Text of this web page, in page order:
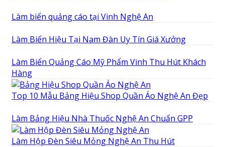
Làm biển quảng cáo tại Vinh Nghệ An
Làm Biển Hiệu Tại Nam Đàn Uy Tín Giá Xưởng
Làm Biển Quảng Cáo Mỹ Phẩm Vinh Thu Hút Khách
Hàng
Top 10 Mẫu Bảng Hiệu Shop Quần Áo Nghệ An Đẹp
Làm Bảng Hiệu Nhà Thuốc Nghệ An Chuẩn GPP
Làm Hộp Đèn Siêu Mỏng Nghệ An Thu Hút